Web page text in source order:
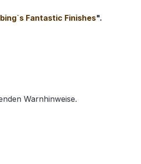
Fantastic Finishes".
Warnhinweise.